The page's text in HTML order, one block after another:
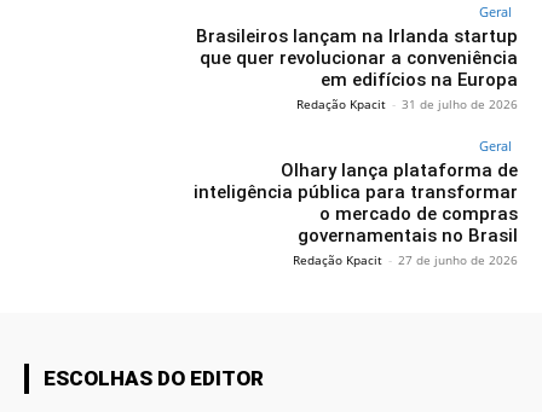
Geral
Brasileiros lançam na Irlanda startup
que quer revolucionar a conveniência
em edifícios na Europa
Redação Kpacit - 31 de julho de 2026
Geral
Olhary lança plataforma de
inteligência pública para transformar
o mercado de compras
governamentais no Brasil
Redação Kpacit - 27 de junho de 2026
ESCOLHAS DO EDITOR